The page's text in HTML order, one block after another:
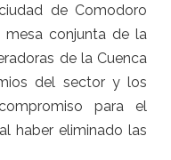
de Comodoro
mesa conjunta de la
de la Cuenca
del sector y los
para el
haber eliminado las